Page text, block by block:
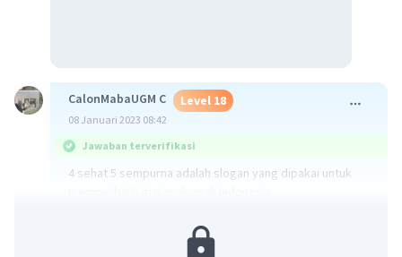
CalonMabaUGM C Level 18
08 Januari 2023 08:42
Jawaban terverifikasi
4 sehat 5 sempurna adalah slogan yang dipakai untuk
4 sehat : Makanan pokok, Lauk pauk, Sayur mayur, Buah
buahan, dan Susu sebagai pelengkap (5 sempurna),